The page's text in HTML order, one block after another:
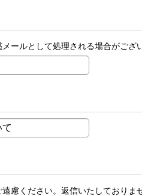
ールとして処理される場合がござ
慮ください。返信いたしておりま